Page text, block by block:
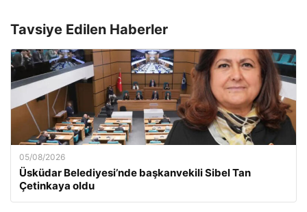
Tavsiye Edilen Haberler
05/08/2026
Üsküdar Belediyesi’nde başkanvekili Sibel Tan
Çetinkaya oldu